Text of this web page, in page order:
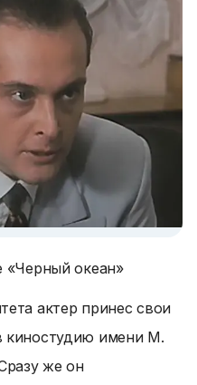
«Черный океан»
актер принес свои
киностудию имени М.
же он